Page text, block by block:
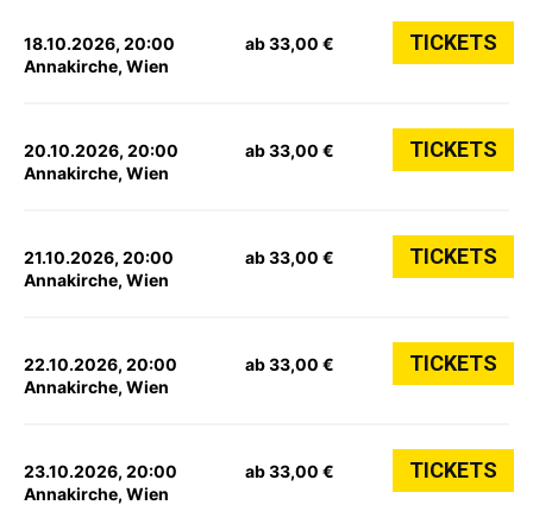
18.10.2026, 20:00
Annakirche, Wien
ab 33,00 € TICKETS
20.10.2026, 20:00
Annakirche, Wien
ab 33,00 € TICKETS
21.10.2026, 20:00
Annakirche, Wien
ab 33,00 € TICKETS
22.10.2026, 20:00
Annakirche, Wien
ab 33,00 € TICKETS
23.10.2026, 20:00
Annakirche, Wien
ab 33,00 € TICKETS